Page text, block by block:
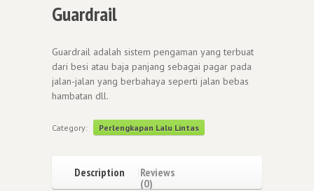
Guardrail
Guardrail adalah sistem pengaman yang terbuat
dari besi atau baja panjang sebagai pagar pada
jalan-jalan yang berbahaya seperti jalan bebas
hambatan dll.
Category: Perlengkapan Lalu Lintas
Description
Reviews
(0)